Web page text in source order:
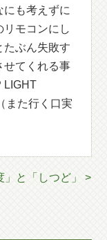
にも考えずに
リモコンにし
たぶん失敗す
せてくれる事
LIGHT
また行く口実
」と「しつど」 >